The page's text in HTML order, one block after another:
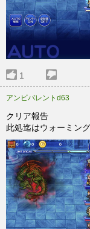
1
アンビバレントd63
クリア報告
此処迄はウォーミン